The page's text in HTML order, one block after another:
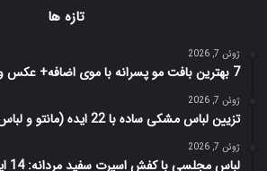
تازه ها
ژوئن 7, 2026
7 بهترین بافت مو پسرانه با موی اضافه+ عکس و فیلم آموزش
ژوئن 7, 2026
تزیین لباس مشکی ساده با 22 ایده (مانتو و لباس مجلسی سیاه)
ژوئن 7, 2026
لباس مجلسی با کفش اسپرت سفید مردانه: 14 ایده فوق العاده